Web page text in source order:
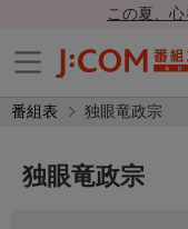
この夏、
番組表 独眼竜政宗
独眼竜政宗